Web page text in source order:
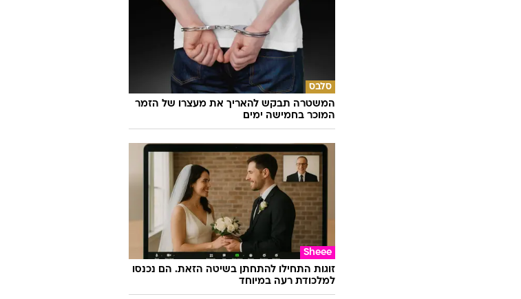
סלבס
המשטרה תבקש להאריך את מעצרו של הזמר
המוכר בחמישה ימים
Sheee
זוגות התחילו להתחתן בשיטה הזאת. הם נכנסו
למלכודת רעה במיוחד